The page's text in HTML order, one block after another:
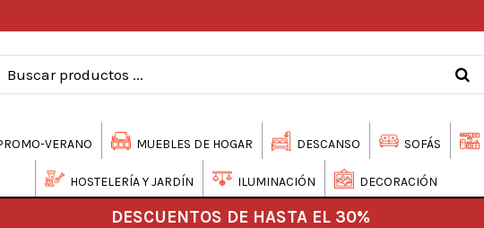
VERANO MUEBLES DE HOGAR DESCANSO SOFÁS
HOSTELERÍA Y JARDÍN ILUMINACIÓN DECORACIÓN
DESCUENTOS DE HASTA EL 30%